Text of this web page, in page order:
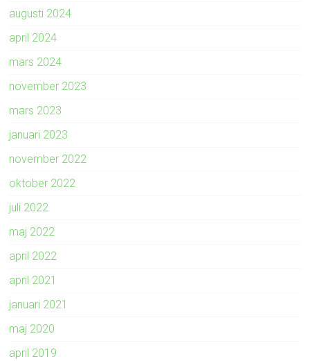
augusti 2024
april 2024
mars 2024
november 2023
mars 2023
januari 2023
november 2022
oktober 2022
juli 2022
maj 2022
april 2022
april 2021
januari 2021
maj 2020
april 2019